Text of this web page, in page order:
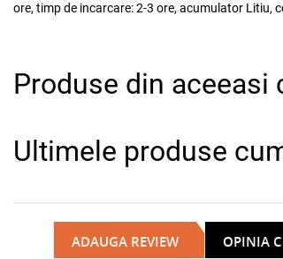
ore, timp de incarcare: 2-3 ore, acumulator Litiu,
Produse din aceeasi
Ultimele produse
ADAUGA REVIEW OPINIA